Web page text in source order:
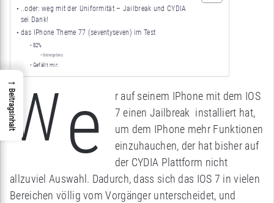
..oder: weg mit der Uniformität – Jailbreak und CYDIA
sei Dank!
das IPhone Theme 77 (seventyseven) im Test
82%
Endergebnis
Gefällt mir:
We
r auf seinem IPhone mit dem IOS
7 einen Jailbreak installiert hat,
um dem IPhone mehr Funktionen
einzuhauchen, der hat bisher auf
der CYDIA Plattform nicht
allzuviel Auswahl. Dadurch, dass sich das IOS 7 in vielen
Bereichen völlig vom Vorgänger unterscheidet, und
→
Beitragsinhalt